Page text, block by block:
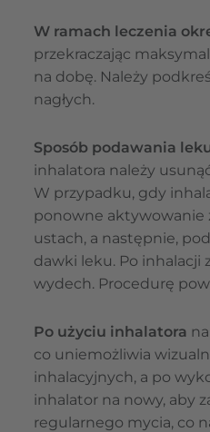
W ramach leczenia
przekraczając
na dobę. Należy
nagłych.
Sposób podawania
inhalatora należy
W przypadku, gdy
ponowne aktywowanie
ustach, a następnie,
dawki leku. Po inhalacji
wydech. Procedurę
Po użyciu inhalatora
co uniemożliwia
inhalacyjnych, a po
inhalator na nowy, aby
regularnego mycia, co